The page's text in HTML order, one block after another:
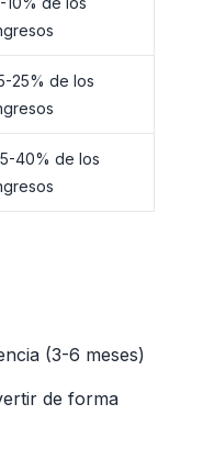
25% de los
40% de los
(3-6 meses)
de forma